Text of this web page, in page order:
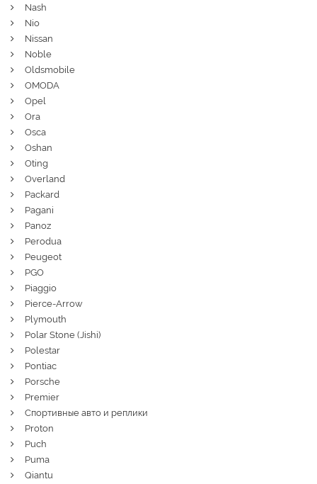
Nash
Nio
Nissan
Noble
Oldsmobile
OMODA
Opel
Ora
Osca
Oshan
Oting
Overland
Packard
Pagani
Panoz
Perodua
Peugeot
PGO
Piaggio
Pierce-Arrow
Plymouth
Polar Stone (Jishi)
Polestar
Pontiac
Porsche
Premier
Спортивные авто и реплики
Proton
Puch
Puma
Qiantu